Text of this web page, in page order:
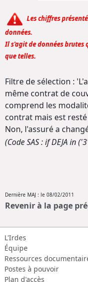
Les chiffres
données.
Il s'agit de données brutes
que telles.
Filtre de sélection :
même contrat de
comprend les
contrat mais est
Non, l'assuré a
(Code SAS : if DEJA in
Dernière MAJ : le 08/02/2011
Revenir à la page
L'Irdes
Équipe
Ressources
Postes à pouvoir
Plan d'accès